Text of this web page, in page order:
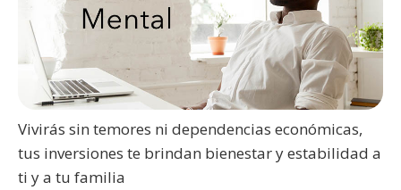
Vivirás sin temores ni dependencias económicas,
tus inversiones te brindan bienestar y estabilidad a
ti y a tu familia